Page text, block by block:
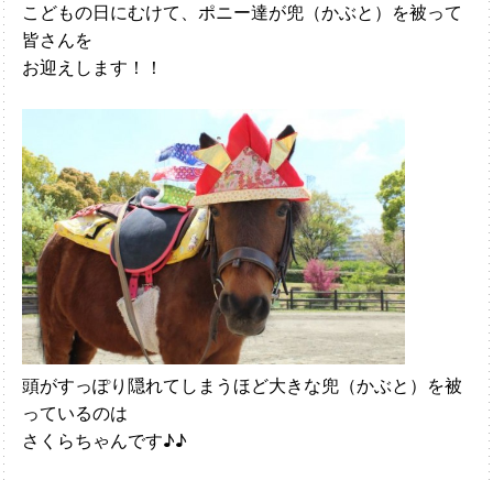
こどもの日にむけて、ポニー達が兜（かぶと）を被って
皆さんを
お迎えします！！
頭がすっぽり隠れてしまうほど大きな兜（かぶと）を被
っているのは
さくらちゃんです♪♪